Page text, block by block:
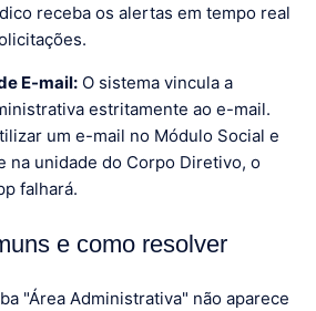
receba os alertas em tempo real
E-mail: O sistema vincula a
estritamente ao e-mail.
um e-mail no Módulo Social e
na unidade do Corpo Diretivo, o
falhará.
e como resolver
"Área Administrativa" não aparece